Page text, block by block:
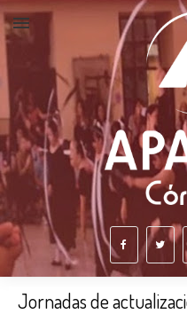
Jornadas de